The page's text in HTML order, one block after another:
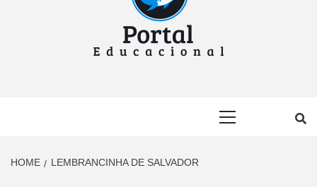
HOME LEMBRANCINHA DE SALVADOR